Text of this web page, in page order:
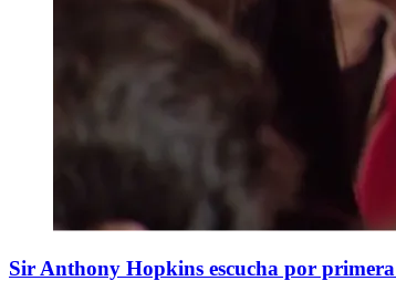
Sir Anthony Hopkins escucha por